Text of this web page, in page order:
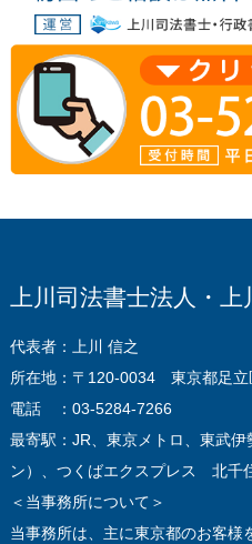
上川司法書士法人・
代表者：上川 信之
所在地：〒120-0034 東京都足
電話 ：03-5284-7266
最寄駅：JR、東京メトロ、東武
ン）、つくばエクスプレス 北
＜当事務所について＞
当事務所は、主に東京都のお客様